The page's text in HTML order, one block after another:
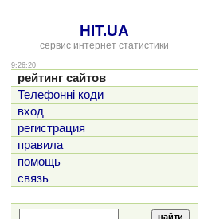
HIT.UA
сервис интернет статистики
9:26:20
рейтинг сайтов
Телефонні коди
вход
регистрация
правила
помощь
связь